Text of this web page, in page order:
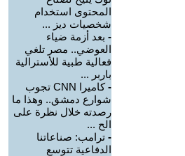
المحتوى استخدام
شخصيات ديز ...
- بعد أزمة ضياء
العوضي.. مصر تلغي
فعالية طبية للأسترالية
باربر ...
-
كاميرا CNN تجوب
شوارع دمشق.. وهذا ما
رصدته خلال نظرة على
الح ...
- ترامب: صناعاتنا
الدفاعية تتوسع